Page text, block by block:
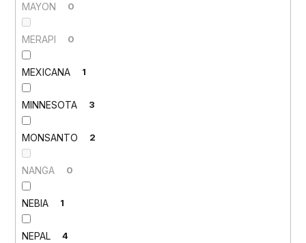
MAYON 0
MERAPI 0
MEXICANA 1
MINNESOTA 3
MONSANTO 2
NANGA 0
NEBIA 1
NEPAL 4